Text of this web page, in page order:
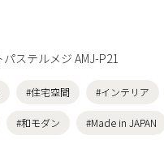
ステルメジ AMJ-P21
#住宅空間 #インテリア
#和モダン #Made in JAPAN